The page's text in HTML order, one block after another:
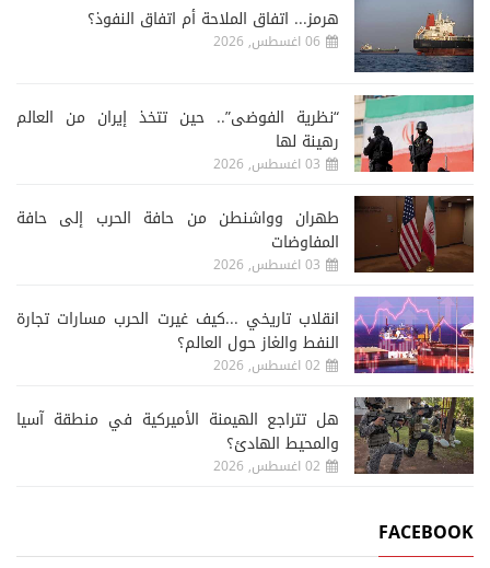
هرمز... اتفاق الملاحة أم اتفاق النفوذ؟
06 اغسطس, 2026
“نظرية الفوضى”.. حين تتخذ إيران من العالم
رهينة لها
03 اغسطس, 2026
طهران وواشنطن من حافة الحرب إلى حافة
المفاوضات
03 اغسطس, 2026
انقلاب تاريخي ...كيف غيرت الحرب مسارات تجارة
النفط والغاز حول العالم؟
02 اغسطس, 2026
هل تتراجع الهيمنة الأميركية في منطقة آسيا
والمحيط الهادئ؟
02 اغسطس, 2026
FACEBOOK